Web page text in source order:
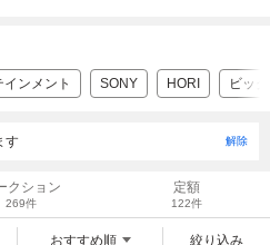
消
ンメント SONY HORI ビッ
す 解除
クション
269件
定額
122件
おすすめ順 絞り込み